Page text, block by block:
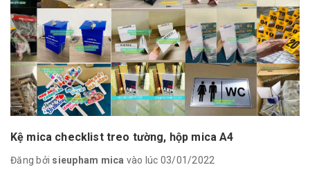
Kệ mica checklist treo tường, hộp mica A4
Đăng bởi sieupham mica vào lúc 03/01/2022